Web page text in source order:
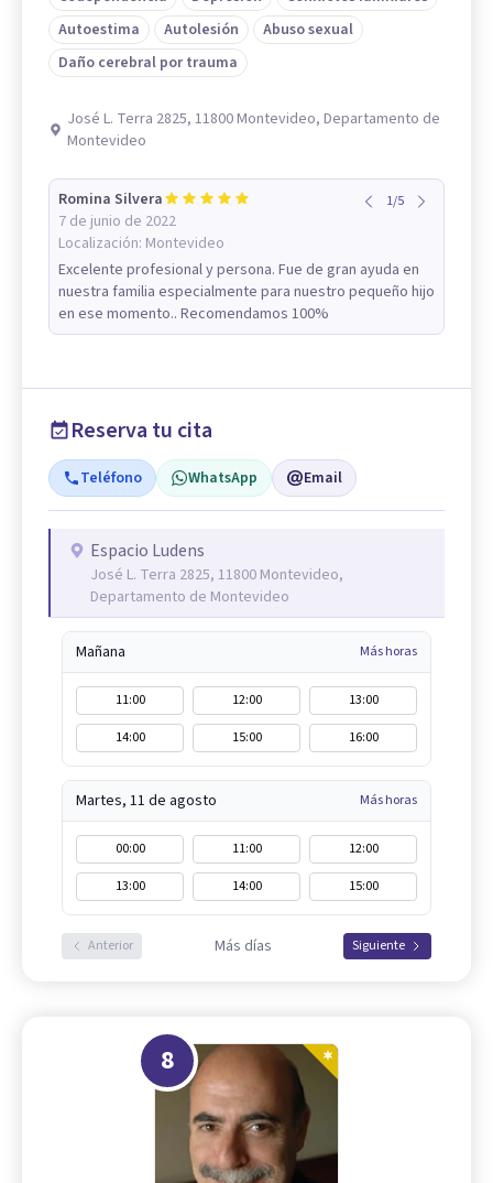
Autoestima
Autolesión
Abuso sexual
Daño cerebral por trauma
José L. Terra 2825, 11800 Montevideo, Departamento de
Montevideo
Romina Silvera
7 de junio de 2022
Localización: Montevideo
1/5
Excelente profesional y persona. Fue de gran ayuda en
nuestra familia especialmente para nuestro pequeño hijo
en ese momento.. Recomendamos 100%
Reserva tu cita
Teléfono WhatsApp Email
Espacio Ludens
José L. Terra 2825, 11800 Montevideo,
Departamento de Montevideo
Mañana Más horas
11:00 12:00
13:00
14:00
15:00 16:00
Martes, 11 de agosto Más horas
00:00 11:00
12:00
13:00
14:00 15:00
Anterior Más días Siguiente
8